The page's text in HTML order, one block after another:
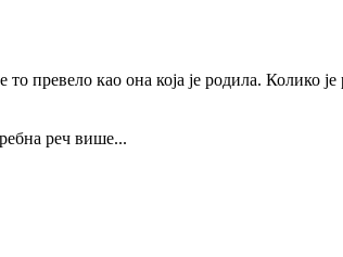
превело као она која је родила. Колико
реч више...